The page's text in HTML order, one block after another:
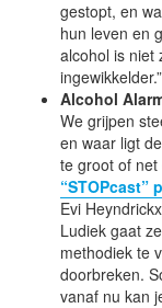
gestopt, en
hun leven en
alcohol is niet
ingewikkelder.”
Alcohol
We grijpen
en waar ligt
te groot of
“STOPcast”
Evi
Ludiek gaat
methodiek te
doorbreken.
vanaf nu kan